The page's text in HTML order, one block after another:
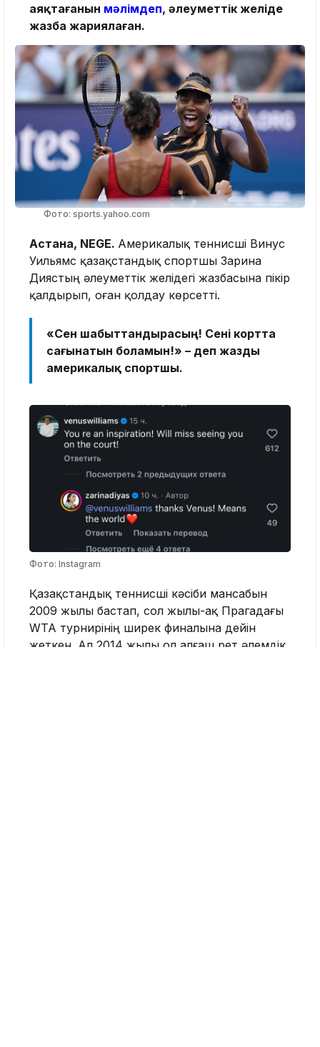
аяқтағанын мәлімдеп, әлеуметтік желіде
жазба жариялаған.
Фото: sports.yahoo.com
Астана, NEGE. Америкалық теннисші Винус
Уильямс қазақстандық спортшы Зарина
Диястың әлеуметтік желідегі жазбасына пікір
қалдырып, оған қолдау көрсетті.
«Сен шабыттандырасың! Сені кортта
сағынатын боламын!» – деп жазды
америкалық спортшы.
Фото: Instagram
Қазақстандық теннисші кәсіби мансабын
2009 жылы бастап, сол жылы-ақ Прагадағы
WTA турнирінің ширек финалына дейін
жеткен. Ал 2014 жылы ол алғаш рет әлемдік